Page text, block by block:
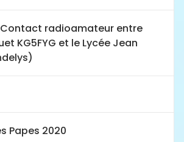
Contact radioamateur entre
KG5FYG et le Lycée Jean
Papes 2020